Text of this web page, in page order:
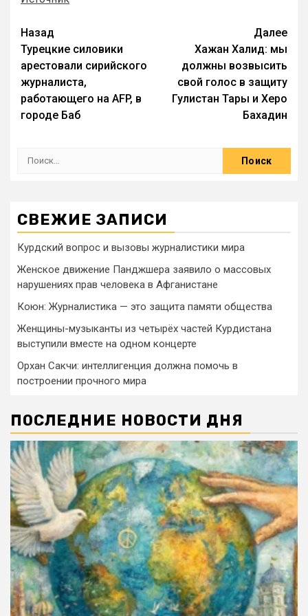
Назад
Турецкие силовики
арестовали сирийского
журналиста,
работающего на AFP, в
городе Баб
Далее
Хажан Халид: мы
должны возвысить
свой голос в защиту
Гулистан Тары и Херо
Бахадин
СВЕЖИЕ ЗАПИСИ
Курдский вопрос и вызовы журналистики мира
Женское движение Панджшера заявило о массовых
нарушениях прав человека в Афганистане
Коюн: Журналистика — это защита памяти общества
Женщины-музыканты из четырёх частей Курдистана
выступили вместе на одном концерте
Орхан Сакчи: интеллигенция должна помочь в
построении прочного мира
ПОСЛЕДНИЕ НОВОСТИ ДНЯ